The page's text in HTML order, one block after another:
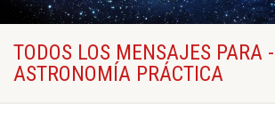
TODOS LOS MENSAJES PARA -
ASTRONOMÍA PRÁCTICA